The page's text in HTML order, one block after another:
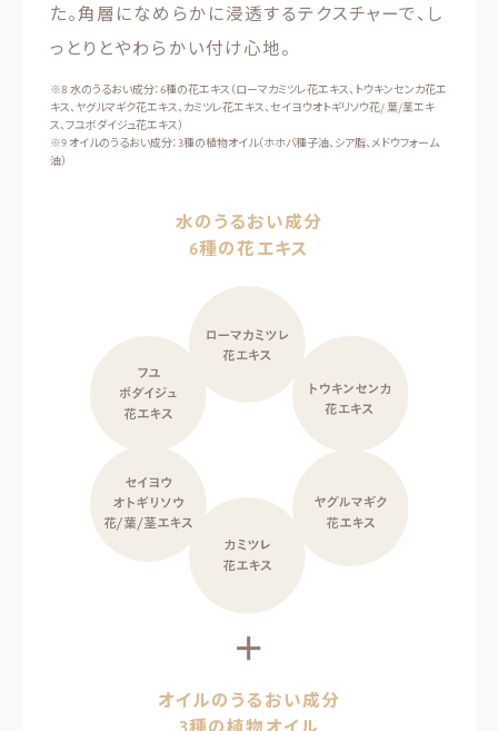
た。角層になめらかに浸透するテクスチャーで、し
っとりとやわらかい付け心地。
※8 水のうるおい成分：6種の花エキス（ローマカミツレ花エキス、トウキンセンカ花エ
キス、ヤグルマギク花エキス、カミツレ花エキス、セイヨウオトギリソウ花/ 葉/茎エキ
ス、フユボダイジュ花エキス）
※9 オイルのうるおい成分：3種の植物オイル（ホホバ種子油、シア脂、メドウフォーム
油）
水のうるおい成分
6種の花エキス
＋
オイルのうるおい成分